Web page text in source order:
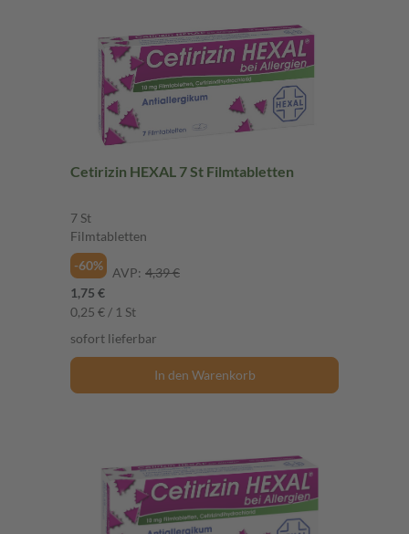
Cetirizin HEXAL 7 St Filmtabletten
7 St
Filmtabletten
-60%
AVP: 4,39 €
1,75 €
0,25 € / 1 St
sofort lieferbar
In den Warenkorb